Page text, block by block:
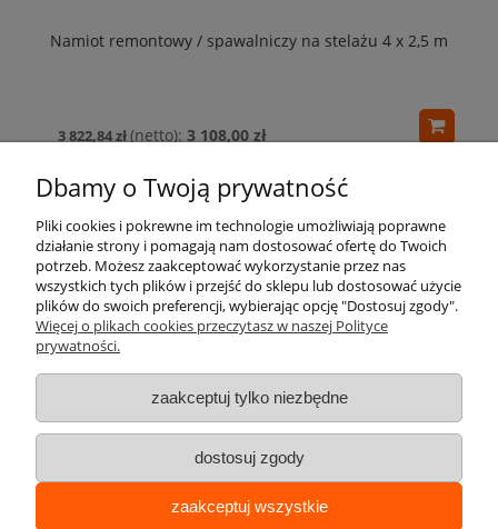
Namiot remontowy / spawalniczy na stelażu 4 x 2,5 m
3 822,84 zł 3 108,00 zł
Pomoc
Informacje
Dbamy o Twoją prywatność
Pliki cookies i pokrewne im technologie umożliwiają poprawne
działanie strony i pomagają nam dostosować ofertę do Twoich
potrzeb. Możesz zaakceptować wykorzystanie przez nas
wszystkich tych plików i przejść do sklepu lub dostosować użycie
plików do swoich preferencji, wybierając opcję "Dostosuj zgody".
Więcej o plikach cookies przeczytasz w naszej Polityce
prywatności.
zaakceptuj tylko niezbędne
dostosuj zgody
zaakceptuj wszystkie